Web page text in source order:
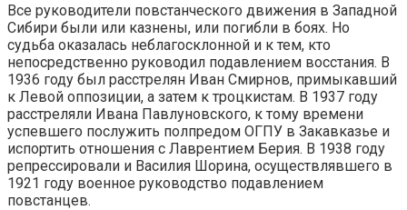
Все руководители повстанческого движения в Западной
Сибири были или казнены, или погибли в боях. Но
судьба оказалась неблагосклонной и к тем, кто
непосредственно руководил подавлением восстания. В
1936 году был расстрелян Иван Смирнов, примыкавший
к Левой оппозиции, а затем к троцкистам. В 1937 году
расстреляли Ивана Павлуновского, к тому времени
успевшего послужить полпредом ОГПУ в Закавказье и
испортить отношения с Лаврентием Берия. В 1938 году
репрессировали и Василия Шорина, осуществлявшего в
1921 году военное руководство подавлением
повстанцев.